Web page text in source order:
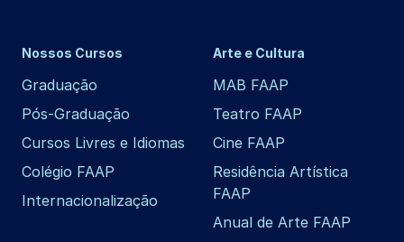
Nossos Cursos
Graduação
Pós-Graduação
Cursos Livres e Idiomas
Colégio FAAP
Internacionalização
Arte e Cultura
MAB FAAP
Teatro FAAP
Cine FAAP
Residência Artística
FAAP
Anual de Arte FAAP